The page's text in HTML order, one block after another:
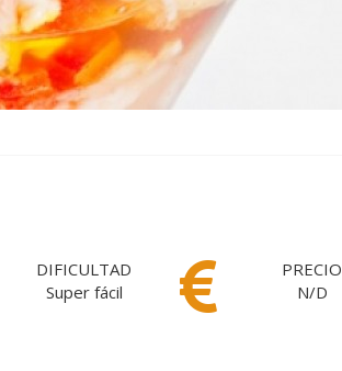
DIFICULTAD
Super fácil
PRECIO
N/D